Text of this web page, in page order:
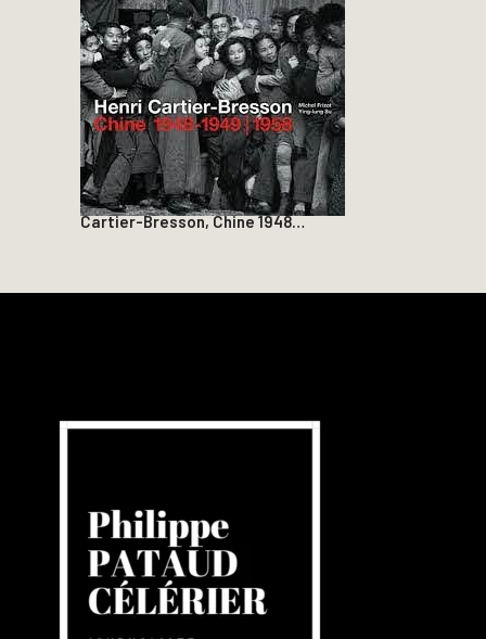
Cartier-Bresson, Chine 1948…